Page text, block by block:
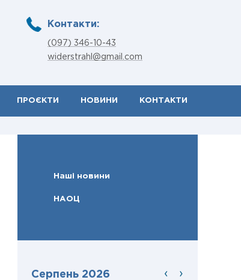
Контакти:
(097) 346-10-43
widerstrahl@gmail.com
ПРОЄКТИ НОВИНИ КОНТАКТИ
Наші новини
НАОЦ
›
‹
Серпень 2026